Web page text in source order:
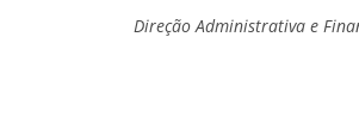
Direção Administrativa e